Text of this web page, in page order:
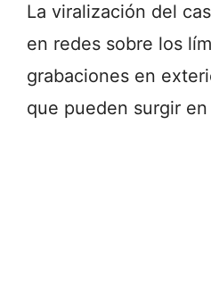
La viralización del
en redes sobre los
grabaciones en
que pueden surgir